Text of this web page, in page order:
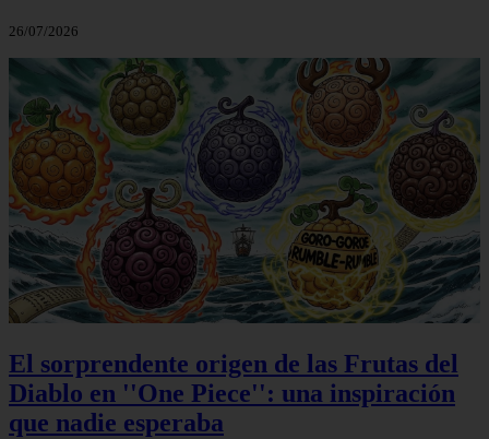
26/07/2026
El sorprendente origen de las Frutas del
Diablo en ''One Piece'': una inspiración
que nadie esperaba